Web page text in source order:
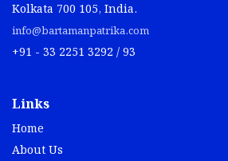
Kolkata 700 105, India.
info@bartamanpatrika.com
+91 - 33 2251 3292 / 93
Links
Home
About Us